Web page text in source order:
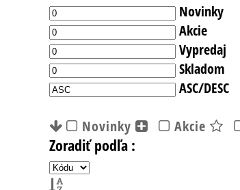
Novinky
Akcie
Vypredaj
Skladom
ASC/DESC
Novinky
Akcie
Zoradiť podľa :